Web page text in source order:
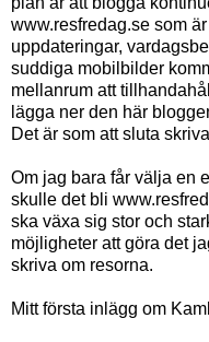
www.resfredag.se som
uppdateringar,
suddiga mobilbilder
mellanrum att
lägga ner den här
Det är som att sluta
Om jag bara får välja en
skulle det bli
ska växa sig stor och
möjligheter att göra det
skriva om resorna.
Mitt första inlägg om